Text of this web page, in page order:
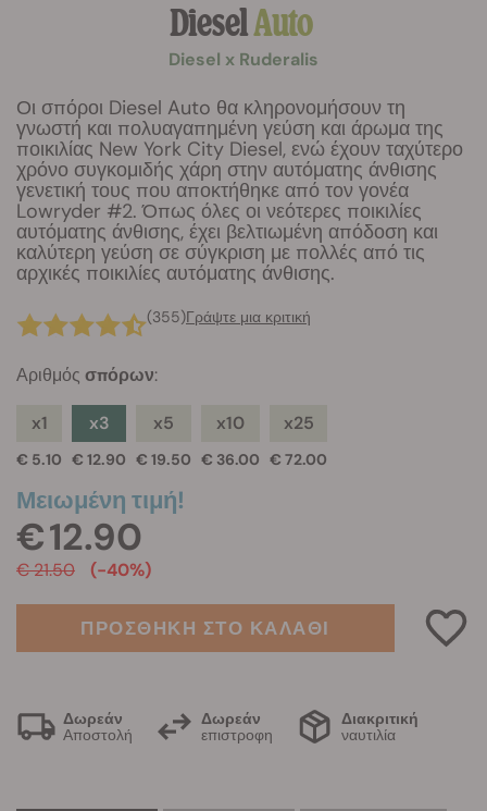
DieselAuto
Diesel x Ruderalis
Οι σπόροι Diesel Auto θα κληρονομήσουν τη
γνωστή και πολυαγαπημένη γεύση και άρωμα της
ποικιλίας New York City Diesel, ενώ έχουν ταχύτερο
χρόνο συγκομιδής χάρη στην αυτόματης άνθισης
γενετική τους που αποκτήθηκε από τον γονέα
Lowryder #2. Όπως όλες οι νεότερες ποικιλίες
αυτόματης άνθισης, έχει βελτιωμένη απόδοση και
καλύτερη γεύση σε σύγκριση με πολλές από τις
αρχικές ποικιλίες αυτόματης άνθισης.
(355)Γράψτε μια κριτική
Αριθμός σπόρων:
x1
€ 5.10
x3
€ 12.90
x5
€ 19.50
x10
€ 36.00
x25
€ 72.00
Μειωμένη τιμή!
€ 12.90
€ 21.50 (-40%)
ΠΡΟΣΘΗΚΗ ΣΤΟ ΚΑΛΑΘΙ
Δωρεάν
Αποστολή
Δωρεάν
επιστροφη
Διακριτική
ναυτιλία